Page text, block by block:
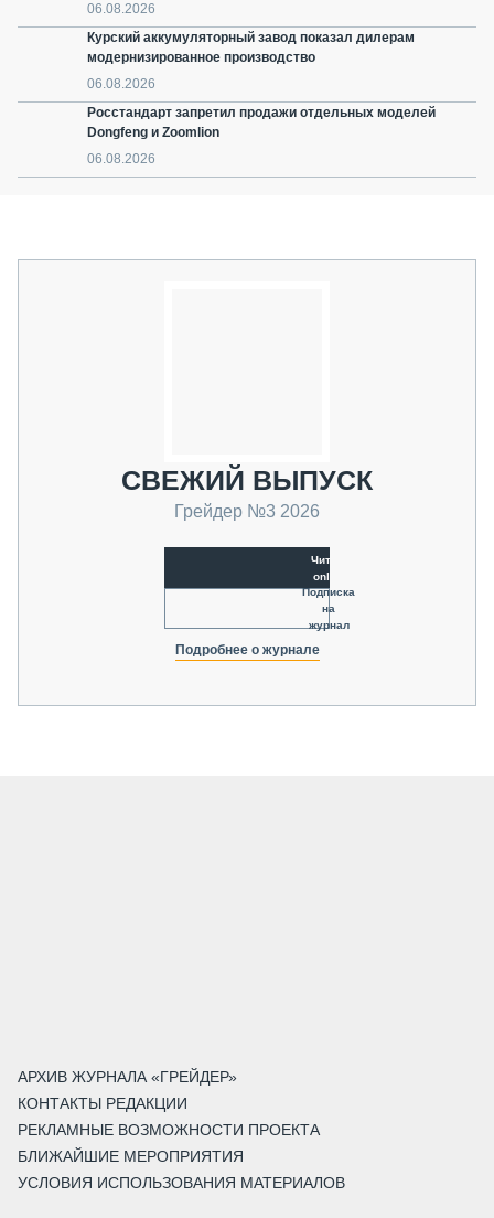
06.08.2026
Курский аккумуляторный завод показал дилерам
модернизированное производство
06.08.2026
Росстандарт запретил продажи отдельных моделей
Dongfeng и Zoomlion
06.08.2026
СВЕЖИЙ ВЫПУСК
Грейдер №3 2026
Читать
online
Подписка
на
журнал
Подробнее о журнале
АРХИВ ЖУРНАЛА «ГРЕЙДЕР»
КОНТАКТЫ РЕДАКЦИИ
РЕКЛАМНЫЕ ВОЗМОЖНОСТИ ПРОЕКТА
БЛИЖАЙШИЕ МЕРОПРИЯТИЯ
УСЛОВИЯ ИСПОЛЬЗОВАНИЯ МАТЕРИАЛОВ